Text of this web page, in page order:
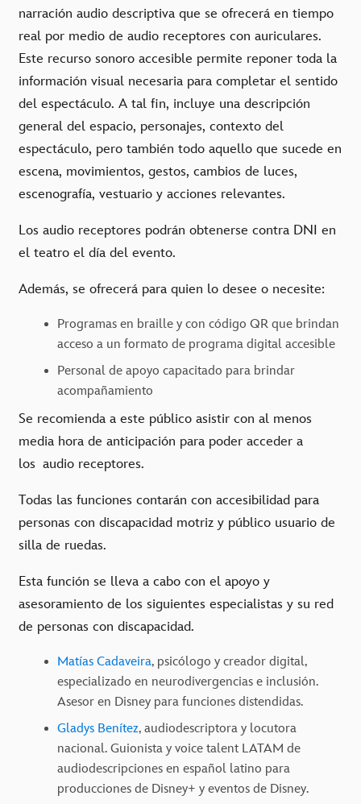
narración audio descriptiva que se ofrecerá en tiempo
real por medio de audio receptores con auriculares.
Este recurso sonoro accesible permite reponer toda la
información visual necesaria para completar el sentido
del espectáculo. A tal fin, incluye una descripción
general del espacio, personajes, contexto del
espectáculo, pero también todo aquello que sucede en
escena, movimientos, gestos, cambios de luces,
escenografía, vestuario y acciones relevantes.
Los audio receptores podrán obtenerse contra DNI en
el teatro el día del evento.
Además, se ofrecerá para quien lo desee o necesite:
Programas en braille y con código QR que brindan
acceso a un formato de programa digital accesible
Personal de apoyo capacitado para brindar
acompañamiento
Se recomienda a este público asistir con al menos
media hora de anticipación para poder acceder a
los audio receptores.
Todas las funciones contarán con accesibilidad para
personas con discapacidad motriz y público usuario de
silla de ruedas.
Esta función se lleva a cabo con el apoyo y
asesoramiento de los siguientes especialistas y su red
de personas con discapacidad.
Matías Cadaveira, psicólogo y creador digital,
especializado en neurodivergencias e inclusión.
Asesor en Disney para funciones distendidas.
Gladys Benítez, audiodescriptora y locutora
nacional. Guionista y voice talent LATAM de
audiodescripciones en español latino para
producciones de Disney+ y eventos de Disney.